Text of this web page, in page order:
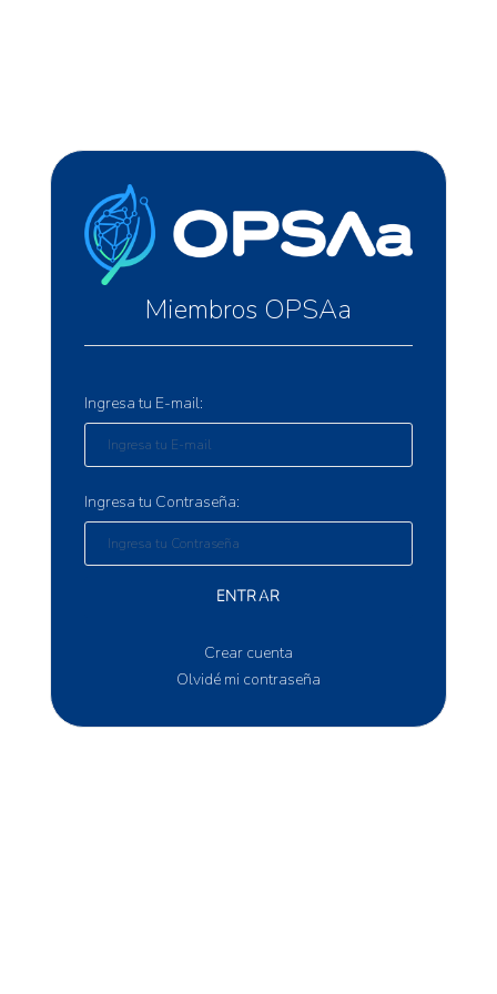
Miembros OPSAa
Ingresa tu E-mail:
Ingresa tu Contraseña:
ENTRAR
Crear cuenta
Olvidé mi contraseña